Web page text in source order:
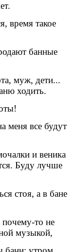
время такое
банные
муж, дети...
ходить.
меня все будут
и веника
Буду лучше
стоя, а в бане
то не
музыкой,